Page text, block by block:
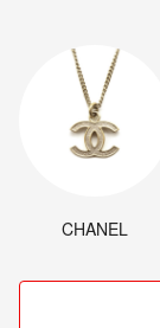
CHANEL